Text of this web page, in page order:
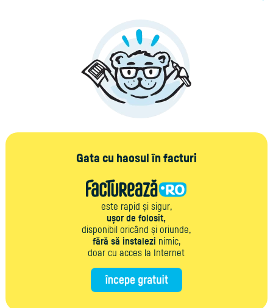
Gata cu haosul în facturi
este rapid și sigur,
ușor de folosit,
disponibil oricând și oriunde,
fără să instalezi nimic,
doar cu acces la Internet